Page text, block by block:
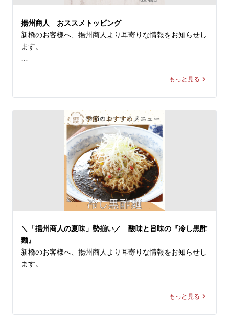
の看板メニューである「スーラータンメン」の調味料と、
業務用スパイスのリーディングカンパニー「ハウスギャバ
ン」のカレースパイスを使用。ゴーヤやミニトマトなどの
夏野菜、そしてすべての具材をまろやかに包み込む玉子炒
飯が絶妙なバランスで仕上げられた一杯です。
「黄金唐辛子」によるもの。流通の不安定さから一時メニ
ューから姿を消していましたが、このたび数量限定ながら
も「黄金唐辛子」の確保に成功し、この夏だけの期間限定
で復刻いたします。
この夏しか味わえない、挑戦的でホットな2品。一度食べ
れば、もう一度食べたくなること間違いなしです！
皆様のご来店を、中国ラーメン揚州商人 新橋店スタッフ
一同、心よりお待ちしております。
揚州商人 おススメトッピング
新橋のお客様へ、揚州商人より耳寄りな情報をお知らせし
ます。
本日はそのなかでも好みは分かれますが実は大人気なあい
パクチーをご紹介します。
独特な香りのパクチーは酸味や辛み、こってりとした中華
料理と相性抜群！特にお勧めのパクチートッピングメニュ
ーを以下にご紹介します。
●スーラータンメン＋パクチー
言わずもがなコンビ。スーラーの酸味と辛味、旨味に加え
て、パクチーの爽やかさは相性が抜群です！
濃厚胡麻スープにパクチーの爽やかな香りが加わると一気
る美味しさです。
もっと見る
＼「揚州商人の夏味」勢揃い／ 酸味と旨味の『冷し黒酢
麺』
新橋のお客様へ、揚州商人より耳寄りな情報をお知らせし
ます。
もっと見る